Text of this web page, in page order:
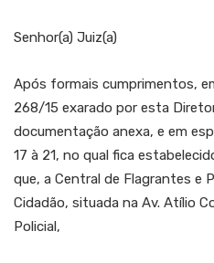
Senhor(a) Juiz(a)
Após formais cumprimentos,
268/15 exarado por esta
documentação anexa, e em
17 à 21, no qual fica
que, a Central de Flagrantes e
Cidadão, situada na Av. Atílio
Policial,